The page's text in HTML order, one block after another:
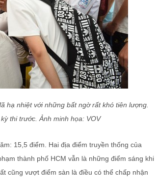
hạ nhiệt với những bất ngờ rất khó tiên lượng.
thi trước. Ảnh minh họa: VOV
15,5 điểm. Hai địa điểm truyền thống của
thành phố HCM vẫn là những điểm sáng khi
cũng vượt điểm sàn là điều có thể chấp nhận